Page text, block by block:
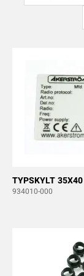
TYPSKYLT 35X40
934010-000